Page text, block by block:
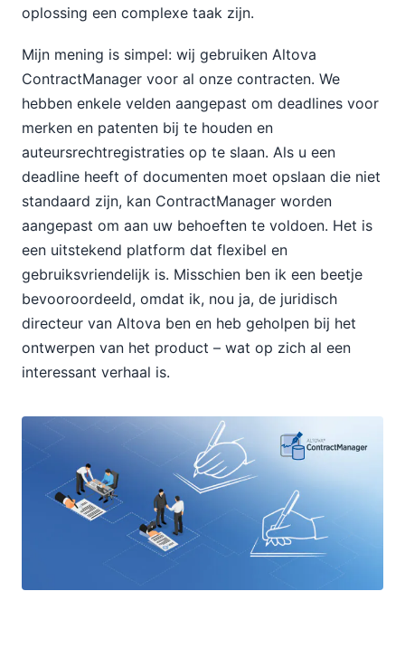
oplossing een complexe taak zijn.
Mijn mening is simpel: wij gebruiken Altova
ContractManager voor al onze contracten. We
hebben enkele velden aangepast om deadlines voor
merken en patenten bij te houden en
auteursrechtregistraties op te slaan. Als u een
deadline heeft of documenten moet opslaan die niet
standaard zijn, kan ContractManager worden
aangepast om aan uw behoeften te voldoen. Het is
een uitstekend platform dat flexibel en
gebruiksvriendelijk is. Misschien ben ik een beetje
bevooroordeeld, omdat ik, nou ja, de juridisch
directeur van Altova ben en heb geholpen bij het
ontwerpen van het product – wat op zich al een
interessant verhaal is.